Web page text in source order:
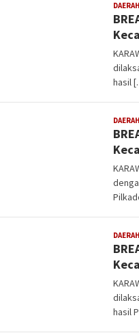
DAERAH
hasil
DAERAH
DAERAH
hasil